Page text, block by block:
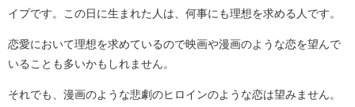
イプです。この日に生まれた人は、何事にも理想を求める人です。
恋愛において理想を求めているので映画や漫画のような恋を望んで
いることも多いかもしれません。
それでも、漫画のような悲劇のヒロインのような恋は望みません。